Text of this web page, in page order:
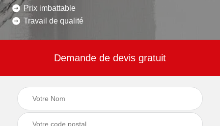
Prix imbattable
Travail de qualité
Demande de devis gratuit